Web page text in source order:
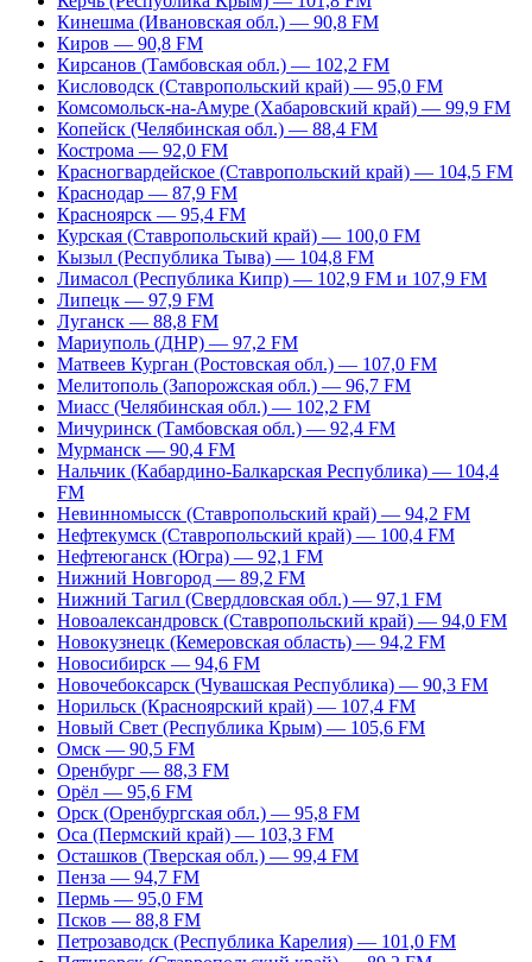
Кинешма (Ивановская обл.) — 90,8 FM
Киров — 90,8 FM
Кирсанов (Тамбовская обл.) — 102,2 FM
Кисловодск (Ставропольский край) — 95,0 FM
Комсомольск-на-Амуре (Хабаровский край) — 99,9 FM
Копейск (Челябинская обл.) — 88,4 FM
Кострома — 92,0 FM
Красногвардейское (Ставропольский край) — 104,5 FM
Краснодар — 87,9 FM
Красноярск — 95,4 FM
Курская (Ставропольский край) — 100,0 FM
Кызыл (Республика Тыва) — 104,8 FM
Лимасол (Республика Кипр) — 102,9 FM и 107,9 FM
Липецк — 97,9 FM
Луганск — 88,8 FM
Мариуполь (ДНР) — 97,2 FM
Матвеев Курган (Ростовская обл.) — 107,0 FM
Мелитополь (Запорожская обл.) — 96,7 FM
Миасс (Челябинская обл.) — 102,2 FM
Мичуринск (Тамбовская обл.) — 92,4 FM
Мурманск — 90,4 FM
Нальчик (Кабардино-Балкарская Республика) — 104,4
FM
Невинномысск (Ставропольский край) — 94,2 FM
Нефтекумск (Ставропольский край) — 100,4 FM
Нефтеюганск (Югра) — 92,1 FM
Нижний Новгород — 89,2 FM
Нижний Тагил (Свердловская обл.) — 97,1 FM
Новоалександровск (Ставропольский край) — 94,0 FM
Новокузнецк (Кемеровская область) — 94,2 FM
Новосибирск — 94,6 FM
Новочебоксарск (Чувашская Республика) — 90,3 FM
Норильск (Красноярский край) — 107,4 FM
Новый Свет (Республика Крым) — 105,6 FM
Омск — 90,5 FM
Оренбург — 88,3 FM
Орёл — 95,6 FM
Орск (Оренбургская обл.) — 95,8 FM
Оса (Пермский край) — 103,3 FM
Осташков (Тверская обл.) — 99,4 FM
Пенза — 94,7 FM
Пермь — 95,0 FM
Псков — 88,8 FM
Петрозаводск (Республика Карелия) — 101,0 FM